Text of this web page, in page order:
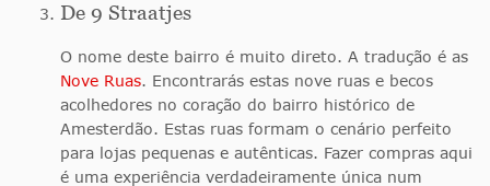
De 9 Straatjes
O nome deste bairro é muito direto. A tradução é as
Nove Ruas. Encontrarás estas nove ruas e becos
acolhedores no coração do bairro histórico de
Amesterdão. Estas ruas formam o cenário perfeito
para lojas pequenas e autênticas. Fazer compras aqui
é uma experiência verdadeiramente única num